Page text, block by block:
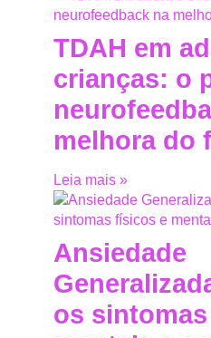
TDAH em
crianças: o
melhora do
Leia mais »
Ansiedade
os